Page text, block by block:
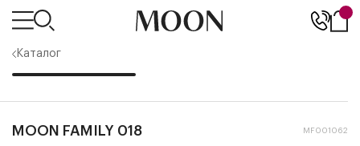
Каталог
MOON FAMILY 018 MF001062